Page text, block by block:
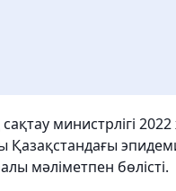
министрлігі
Қазақстандағы
мәліметпен бөлісті.